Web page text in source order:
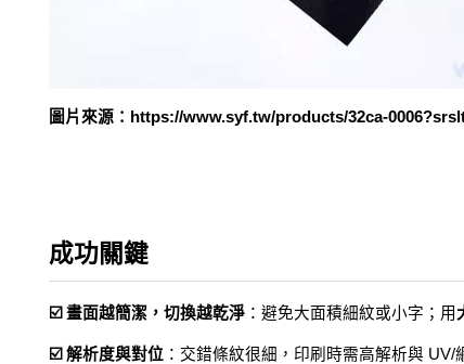
圖片來源：https://www.syf.tw/products/32ca-
成功關鍵
☑️ 畫面越簡潔，切換越乾淨 ：避免大面積細紋或小字；用
☑️ 解析度與對位 ：交錯條紋很細，印刷時需高解析與